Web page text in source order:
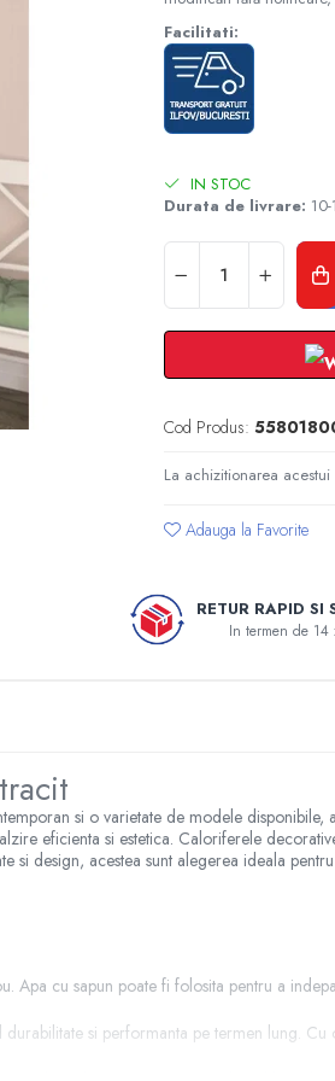
Facilitati:
IN STOC
Durata de livrare:
Cod Produs:
La achizitionarea
Adauga la Favorite
RETUR RAPID SI
In termen de 14
si o varietate de modele disponibile,
eficienta si estetica. Caloriferele
design, acestea sunt alegerea ideala
cu sapun poate fi folosita pentru a
si performanta pe termen lung.